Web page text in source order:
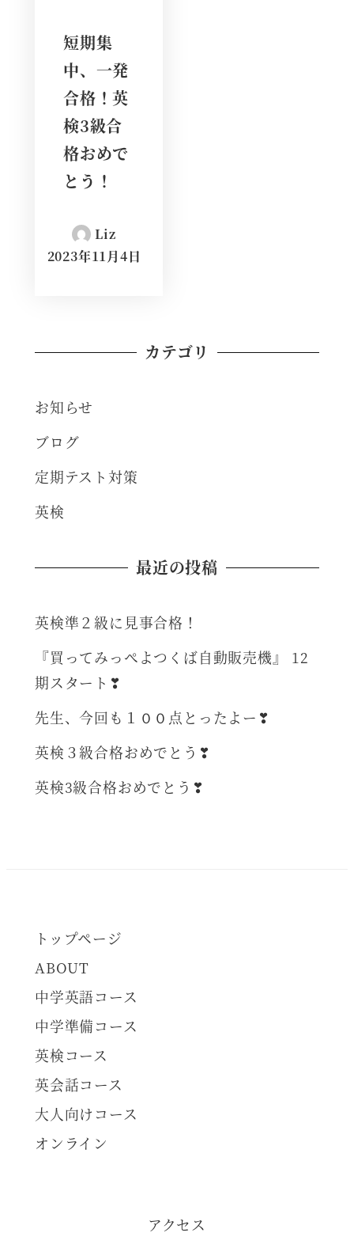
短期集
中、一発
合格！英
検3級合
格おめで
とう！
Liz
2023年11月4日
カテゴリ
お知らせ
ブログ
定期テスト対策
英検
最近の投稿
英検準２級に見事合格！
『買ってみっぺよつくば自動販売機』 12
期スタート❣
先生、今回も１００点とったよー❣
英検３級合格おめでとう❣
英検3級合格おめでとう❣
トップページ
ABOUT
中学英語コース
中学準備コース
英検コース
英会話コース
大人向けコース
オンライン
アクセス